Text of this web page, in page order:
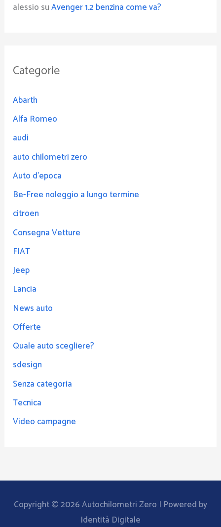
alessio suAvenger 1.2 benzina come va?
Categorie
Abarth
Alfa Romeo
audi
auto chilometri zero
Auto d'epoca
Be-Free noleggio a lungo termine
citroen
Consegna Vetture
FIAT
Jeep
Lancia
News auto
Offerte
Quale auto scegliere?
sdesign
Senza categoria
Tecnica
Video campagne
Copyright © 2026Autochilometri Zero | Powered by
Identità Digitale